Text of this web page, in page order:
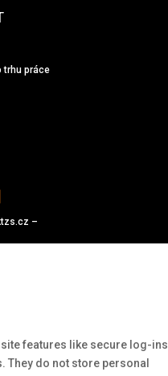
trhu práce
–
features like secure log-ins
They do not store personal